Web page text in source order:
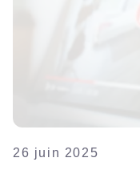
26 juin 2025